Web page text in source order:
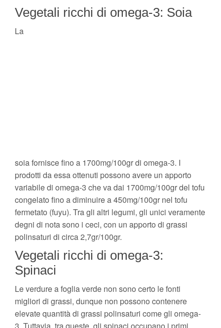
Vegetali ricchi di omega-3: Soia
La
soia fornisce fino a 1700mg/100gr di omega-3. I
prodotti da essa ottenuti possono avere un apporto
variabile di omega-3 che va dai 1700mg/100gr del tofu
congelato fino a diminuire a 450mg/100gr nel tofu
fermetato (fuyu). Tra gli altri legumi, gli unici veramente
degni di nota sono i ceci, con un apporto di grassi
polinsaturi di circa 2,7gr/100gr.
Vegetali ricchi di omega-3:
Spinaci
Le verdure a foglia verde non sono certo le fonti
migliori di grassi, dunque non possono contenere
elevate quantità di grassi polinsaturi come gli omega-
3. Tuttavia, tra queste, gli spinaci occupano i primi